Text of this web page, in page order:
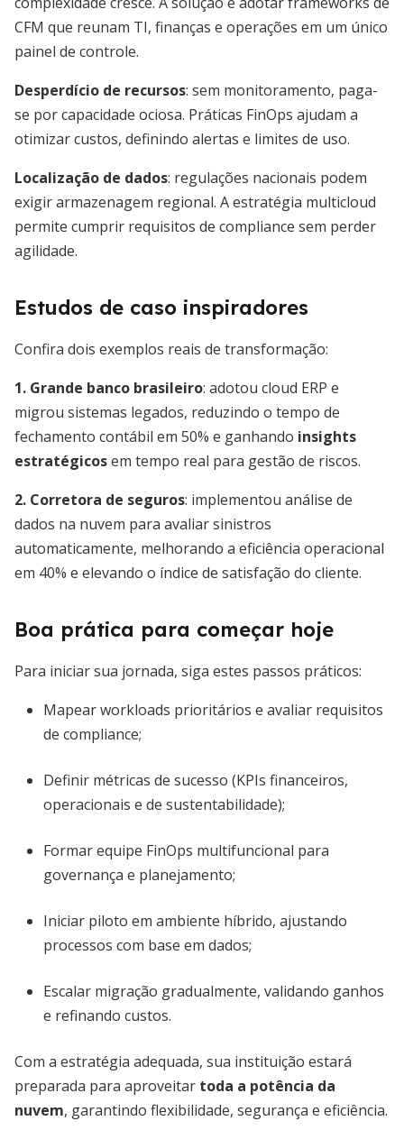
CFM que reunam TI, finanças e operações em um único
painel de controle.
Desperdício de recursos: sem monitoramento, paga-
se por capacidade ociosa. Práticas FinOps ajudam a
otimizar custos, definindo alertas e limites de uso.
Localização de dados: regulações nacionais podem
exigir armazenagem regional. A estratégia multicloud
permite cumprir requisitos de compliance sem perder
agilidade.
Estudos de caso inspiradores
Confira dois exemplos reais de transformação:
1. Grande banco brasileiro: adotou cloud ERP e
migrou sistemas legados, reduzindo o tempo de
fechamento contábil em 50% e ganhando insights
estratégicosem tempo real para gestão de riscos.
2. Corretora de seguros: implementou análise de
dados na nuvem para avaliar sinistros
automaticamente, melhorando a eficiência operacional
em 40% e elevando o índice de satisfação do cliente.
Boa prática para começar hoje
Para iniciar sua jornada, siga estes passos práticos:
Mapear workloads prioritários e avaliar requisitos
de compliance;
Definir métricas de sucesso (KPIs financeiros,
operacionais e de sustentabilidade);
Formar equipe FinOps multifuncional para
governança e planejamento;
Iniciar piloto em ambiente híbrido, ajustando
processos com base em dados;
Escalar migração gradualmente, validando ganhos
e refinando custos.
Com a estratégia adequada, sua instituição estará
preparada para aproveitar toda a potência da
nuvem, garantindo flexibilidade, segurança e eficiência.